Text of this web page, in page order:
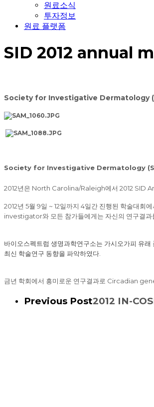
원료소식
투자정보
원료 플랫폼
SID 2012 annual
Society for Investigative Dermatology
Society for Investigative Dermatology
2012년은 North Carolina/Raleigh에서 2012 SID
2012년 5월 9일 ~ 12일까지 4일간 진행된 학술대회에
investigator와 모든 참가들에게는 자신의 연구결
바이오스펙트럼 생명과학연구소는 가시오가피 유래
최신 학술연구 동향을 파악하였다.
금년 학회에서 흥미로운 연구결과로 Circadian
Previous Post2012 IN-